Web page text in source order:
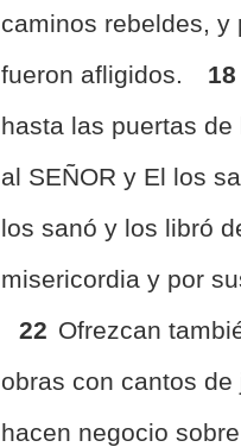
caminos rebeldes, y
fueron afligidos.
18
hasta las puertas de
al SEÑOR y El los
los sanó y los libró
misericordia y por
22 Ofrezcan
obras con cantos de
hacen negocio